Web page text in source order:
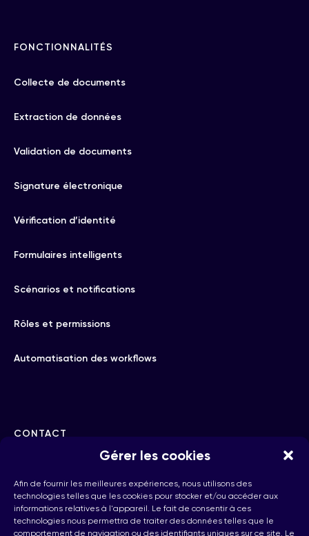
Gérer les cookies
Afin de fournir les meilleures expériences, nous utilisons des
technologies telles que les cookies pour stocker et/ou accéder aux
informations relatives à l'appareil. Le fait de consentir à ces
technologies nous permettra de traiter des données telles que le
comportement de navigation ou des identifiants uniques sur ce site. Le
FONCTIONNALITÉS
Collecte de documents
Extraction de données
Validation de documents
Signature électronique
Vérification d’identité
Formulaires intelligents
Scénarios et notifications
Rôles et permissions
Automatisation des workflows
CONTACT
+32(0)25860071